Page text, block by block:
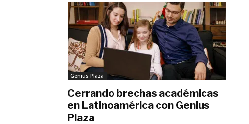
Genius Plaza
Cerrando brechas académicas
en Latinoamérica con Genius
Plaza